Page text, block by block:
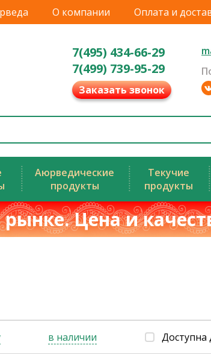
О компании Оплата и
7(495) 434-66-29
7(499) 739-95-29
Заказать звонок
Аюрведические
продукты
Текучие
продукты
рынке. Цена и
в наличии Доступна